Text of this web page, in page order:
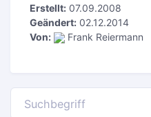
Erstellt: 07.09.2008
Geändert: 02.12.2014
Von:
Frank Reiermann